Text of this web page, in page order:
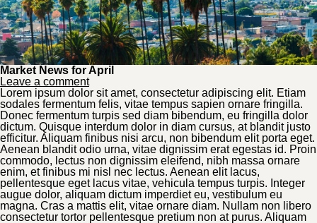
ウェブマガジン
お問い合わせ
03-6822-3235
Market News for April
Leave a comment
Lorem ipsum dolor sit amet, consectetur adipiscing elit. Etiam
sodales fermentum felis, vitae tempus sapien ornare fringilla.
Donec fermentum turpis sed diam bibendum, eu fringilla dolor
dictum. Quisque interdum dolor in diam cursus, at blandit justo
efficitur. Aliquam finibus nisi arcu, non bibendum elit porta eget.
Aenean blandit odio urna, vitae dignissim erat egestas id. Proin
commodo, lectus non dignissim eleifend, nibh massa ornare
enim, et finibus mi nisl nec lectus. Aenean elit lacus,
pellentesque eget lacus vitae, vehicula tempus turpis. Integer
augue dolor, aliquam dictum imperdiet eu, vestibulum eu
magna. Cras a mattis elit, vitae ornare diam. Nullam non libero
consectetur tortor pellentesque pretium non at purus. Aliquam